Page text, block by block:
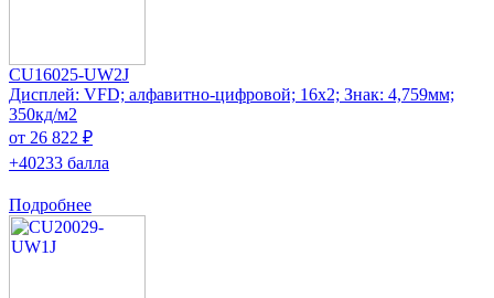
CU16025-UW2J
Дисплей: VFD; алфавитно-цифровой; 16x2; Знак: 4,759мм;
350кд/м2
от 26 822 ₽
+40233 балла
Подробнее